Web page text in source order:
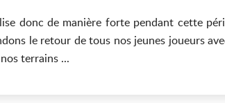
donc de manière forte pendant cette
le retour de tous nos jeunes joueurs
terrains ...